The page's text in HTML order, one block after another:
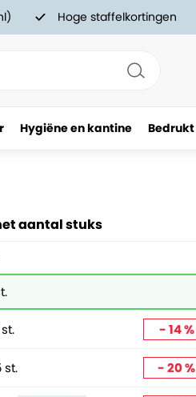
Hoge staffelkortingen
Hygiëne en kantine Bedrukt
aantal stuks
- 14 %
st. - 20 %